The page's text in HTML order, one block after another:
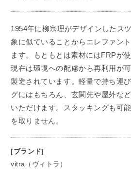
1954年に柳宗理がデザインしたス
象に似ていることからエレファン
ます。もともとは素材にはFRPが
現在は環境への配慮から再利用が
製造されています。軽量で持ち運
グにはもちろん、玄関先や屋外な
いただけます。スタッキングも可
を取りません。
[ブランド]
vitra（ヴィトラ）